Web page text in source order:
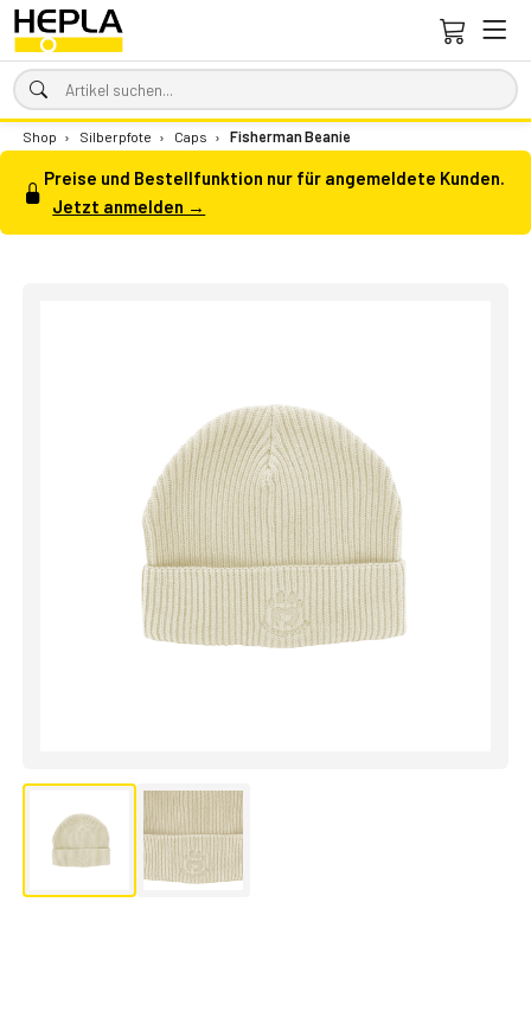
Shop › Silberpfote › Caps › Fisherman Beanie
Preise und Bestellfunktion nur für angemeldete Kunden.
Jetzt anmelden →